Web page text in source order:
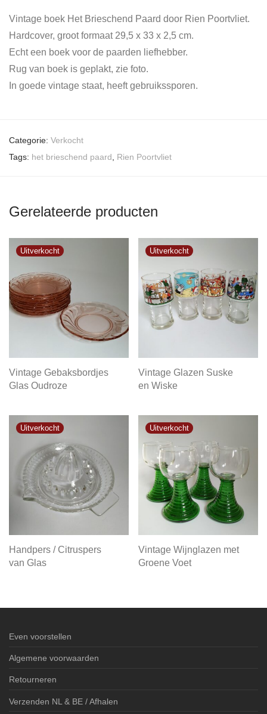
Vintage boek Het Brieschend Paard door Rien Poortvliet.
Hardcover, groot formaat 29,5 x 33 x 2,5 cm.
Echt een boek voor de paarden liefhebber.
Rug van boek is geplakt, zie foto.
In goede vintage staat, heeft gebruikssporen.
Categorie: Verkocht
Tags: het brieschend paard Rien Poortvliet
Gerelateerde producten
Vintage Gebaksbordjes
Glas Oudroze
Vintage Glazen Suske
en Wiske
Handpers / Citruspers
van Glas
Vintage Wijnglazen met
Groene Voet
Even voorstellen
Algemene voorwaarden
Retourneren
Verzenden NL & BE / Afhalen